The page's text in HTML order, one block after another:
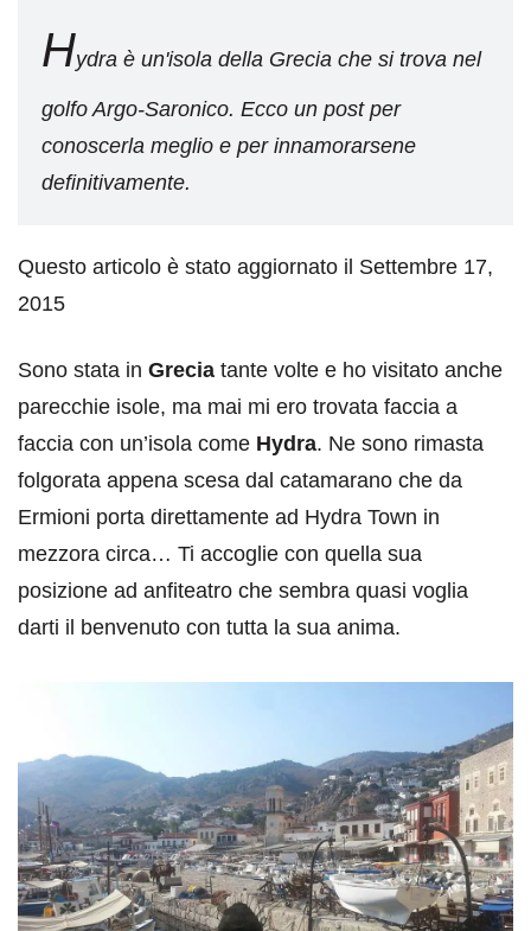
Hydra è un'isola della Grecia che si trova nel
golfo Argo-Saronico. Ecco un post per
conoscerla meglio e per innamorarsene
definitivamente.
Questo articolo è stato aggiornato il Settembre 17,
2015
Sono stata in Grecia tante volte e ho visitato anche
parecchie isole, ma mai mi ero trovata faccia a
faccia con un’isola come Hydra. Ne sono rimasta
folgorata appena scesa dal catamarano che da
Ermioni porta direttamente ad Hydra Town in
mezzora circa… Ti accoglie con quella sua
posizione ad anfiteatro che sembra quasi voglia
darti il benvenuto con tutta la sua anima.